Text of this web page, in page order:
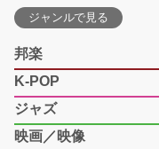
ジャンルで見る
邦楽
K-POP
ジャズ
映画／映像